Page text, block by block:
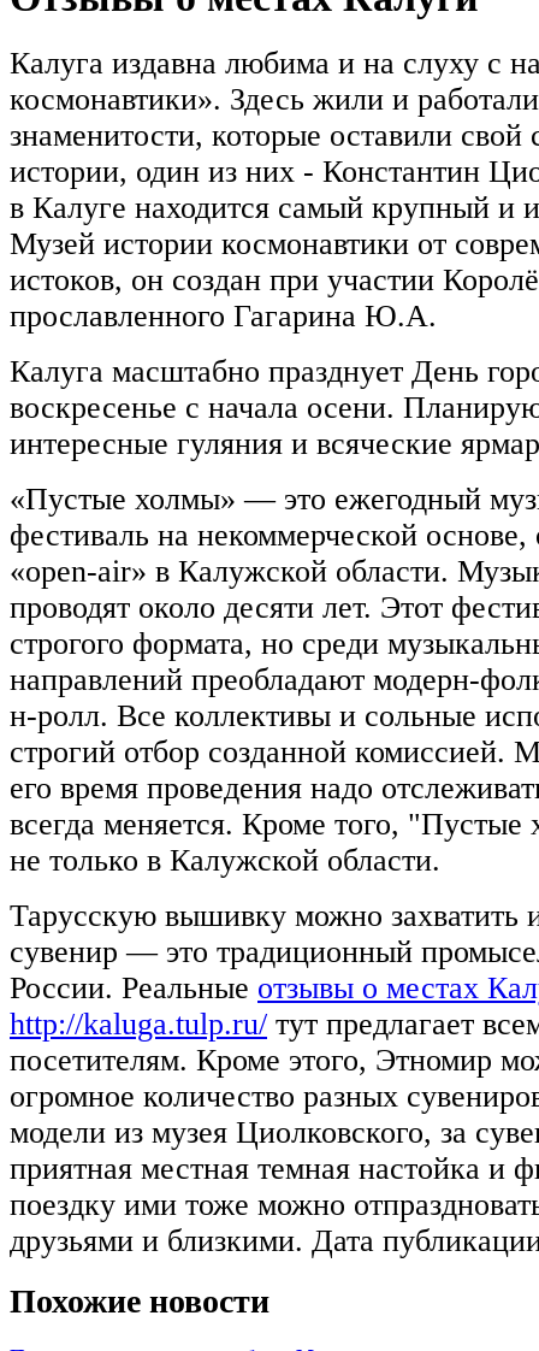
Калуга издавна любима и на слуху с
космонавтики». Здесь жили и
знаменитости, которые оставили свой
истории, один из них - Константин
в Калуге находится самый крупный и
Музей истории космонавтики от
истоков, он создан при участии
прославленного Гагарина Ю.А.
Калуга масштабно празднует День
воскресенье с начала осени.
интересные гуляния и всяческие
«Пустые холмы» — это ежегодный
фестиваль на некоммерческой основе,
«open-air» в Калужской области.
проводят около десяти лет. Этот
строгого формата, но среди
направлений преобладают модерн-
н-ролл. Все коллективы и сольные
строгий отбор созданной комиссией.
его время проведения надо
всегда меняется. Кроме того, "Пустые
не только в Калужской области.
Тарусскую вышивку можно захватить
сувенир — это традиционный
России. Реальные отзывы о местах
http://kaluga.tulp.ru/ тут предлагает
посетителям. Кроме этого, Этномир
огромное количество разных
модели из музея Циолковского, за
приятная местная темная настойка и
поездку ими тоже можно
друзьями и близкими. Дата
Похожие новости